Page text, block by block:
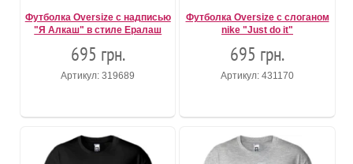
Футболка Oversize с надписью
"Я Алкаш" в стиле Ералаш
695 грн.
Артикул: 319689
Футболка Oversize с слоганом
nike "Just do it"
695 грн.
Артикул: 431170